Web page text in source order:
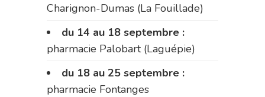
Charignon-Dumas (La Fouillade)
du 14 au 18 septembre :
pharmacie Palobart (Laguépie)
du 18 au 25 septembre :
pharmacie Fontanges